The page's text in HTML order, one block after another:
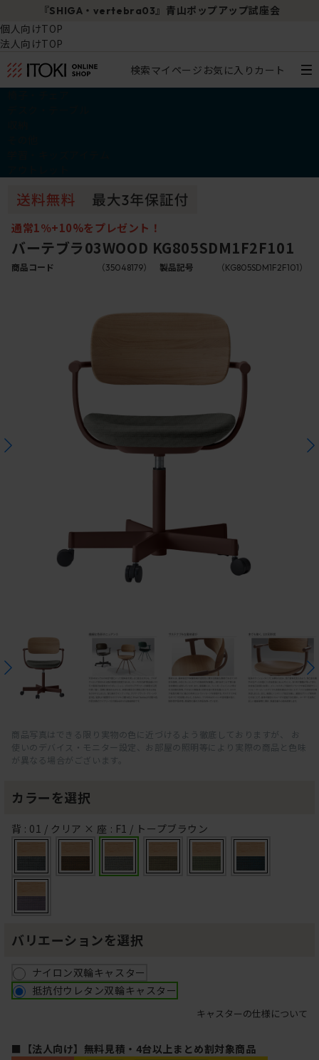
『SHIGA・vertebra03』青山ポップアップ試座会
個人向けTOP
法人向けTOP
検索マイページ お気に入り カート
通常1％+10%をプレゼント！
バーテブラ03WOOD KG805SDM1F2F101
商品コード （35048179） 製品記号 （KG805SDM1F2F101）
商品写真はできる限り実物の色に近づけるよう徹底しておりますが、 お
使いのデバイス・モニター設定、お部屋の照明等により実際の商品と色味
が異なる場合がございます。
カラーを選択
背 : 01 / クリア × 座 : F1 / トープブラウン
バリエーションを選択
ナイロン双輪キャスター
抵抗付ウレタン双輪キャスター
キャスターの仕様について
■【法人向け】無料見積・4台以上まとめ割対象商品